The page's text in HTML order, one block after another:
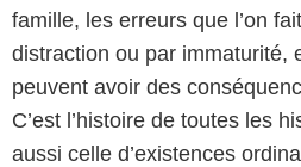
famille, les erreurs que l’on
distraction ou par immaturité,
peuvent avoir des
C’est l’histoire de toutes les
aussi celle d’existences